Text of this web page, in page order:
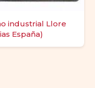
industrial Llore
España)